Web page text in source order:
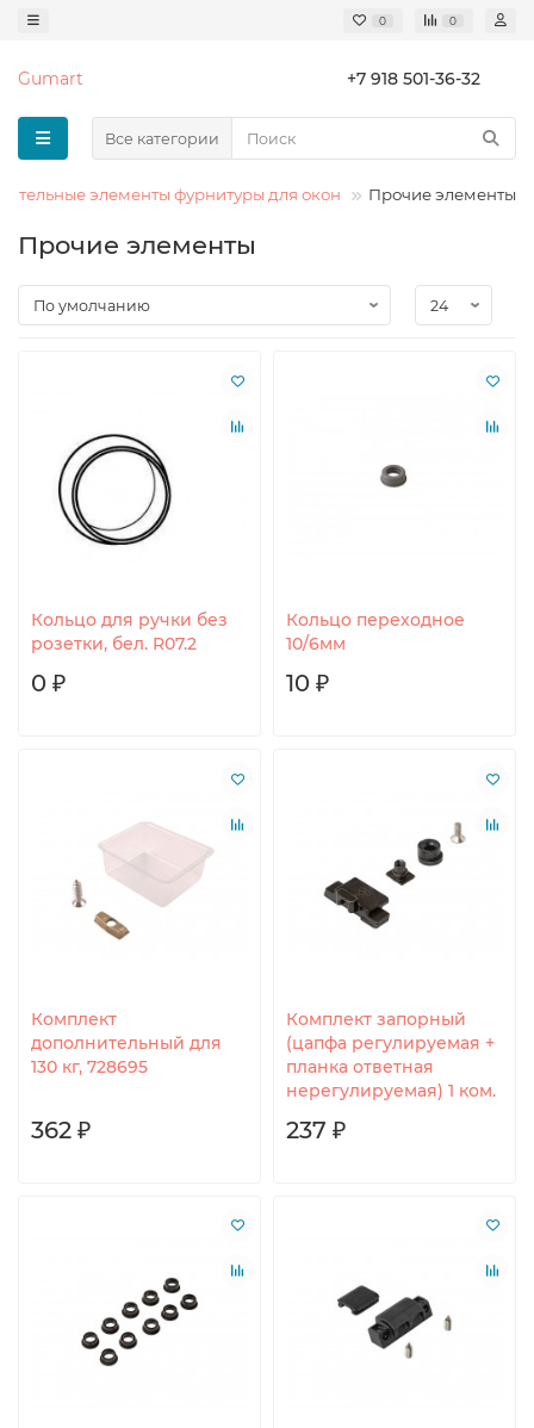
0 0
Gumart +7 918 501-36-32
Все категории
элементы фурнитуры для окон Прочие элементы
Прочие элементы
Кольцо для ручки без
розетки, бел. R07.2
0 ₽
Кольцо переходное
10/6мм
10 ₽
Комплект
дополнительный для
130 кг, 728695
362 ₽
Комплект запорный
(цапфа регулируемая +
планка ответная
нерегулируемая) 1 ком.
237 ₽